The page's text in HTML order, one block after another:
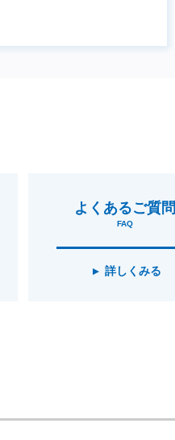
よくあるご質問
FAQ
詳しくみる